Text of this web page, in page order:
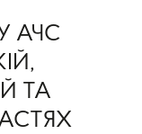
АЧС
ТА